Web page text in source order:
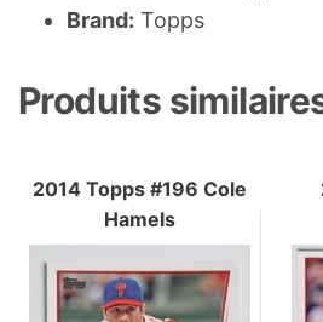
Brand: Topps
Produits
2014 Topps #196 Cole
Hamels